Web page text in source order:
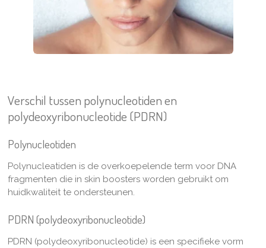
Verschil tussen polynucleotiden en
polydeoxyribonucleotide (PDRN)
Polynucleotiden
Polynucleatiden is de overkoepelende term voor DNA
fragmenten die in skin boosters worden gebruikt om
huidkwaliteit te ondersteunen.
PDRN (polydeoxyribonucleotide)
PDRN (polydeoxyribonucleotide) is een specifieke vorm